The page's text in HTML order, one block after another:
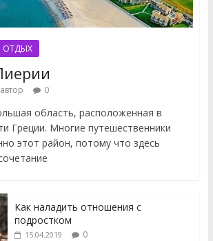
ОТДЫХ
автор 0
область, расположенная в
Греции. Многие путешественники
этот район, потому что здесь
Как наладить отношения с
подростком
15.04.2019 0